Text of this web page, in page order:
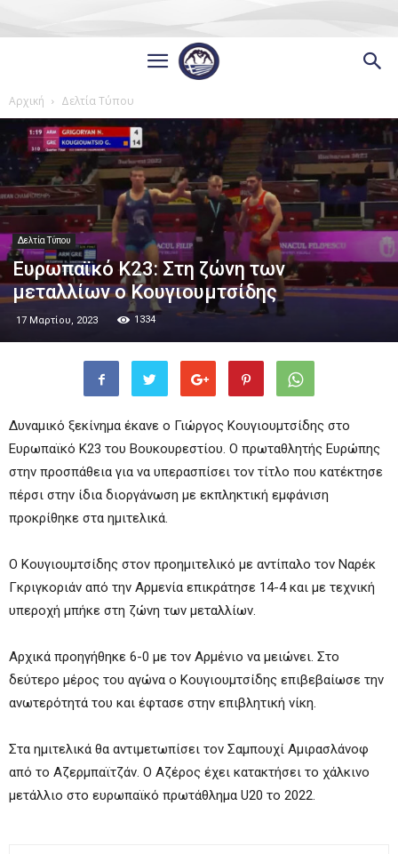
Αρχική Δελτία Τύπου
Δελτία Τύπου
Ευρωπαϊκό Κ23: Στη ζώνη των
μεταλλίων ο Κουγιουμτσίδης
17 Μαρτίου, 2023 1334
Δυναμικό ξεκίνημα έκανε ο Γιώργος Κουγιουμτσίδης στο
Ευρωπαϊκό Κ23 του Βουκουρεστίου. Ο πρωταθλητής Ευρώπης
στην προσπάθεια για να υπερασπίσει τον τίτλο που κατέκτησε
πέρσι στην ίδια διοργάνωση με εκπληκτική εμφάνιση
προκρίθηκε στα ημιτελικά.
Ο Κουγιουμτσίδης στον προημιτελικό με αντίπαλο τον Ναρέκ
Γκριγκοριάν από την Αρμενία επικράτησε 14-4 και με τεχνική
υπεροχή μπήκε στη ζώνη των μεταλλίων.
Αρχικά προηγήθηκε 6-0 με τον Αρμένιο να μειώνει. Στο
δεύτερο μέρος του αγώνα ο Κουγιουμτσίδης επιβεβαίωσε την
ανωτερότητά του και έφτασε στην επιβλητική νίκη.
Στα ημιτελικά θα αντιμετωπίσει τον Σαμπουχί Αμιρασλάνοφ
από το Αζερμπαϊτζάν. Ο Αζέρος έχει κατακτήσει το χάλκινο
μετάλλιο στο ευρωπαϊκό πρωτάθλημα U20 το 2022.